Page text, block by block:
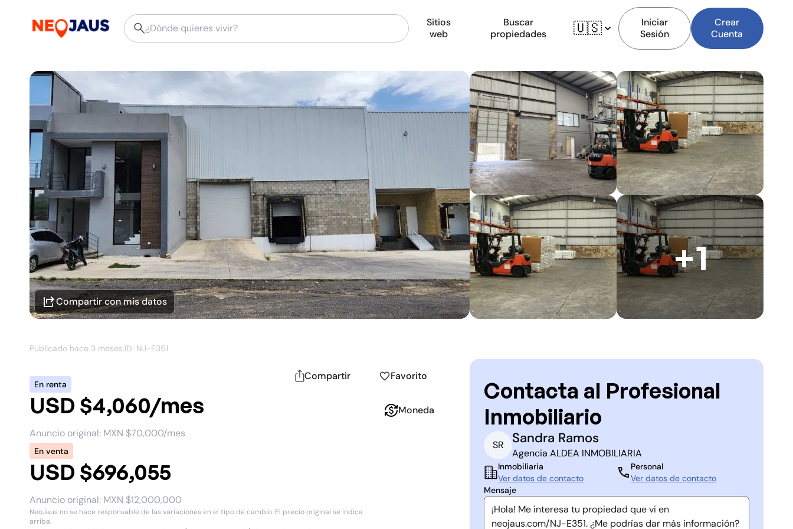
Sitios
web
Buscar
propiedades
🇺🇸
Iniciar
Sesión
Crear
Cuenta
Compartir con mis datos
+1
Publicado hace 3 meses.ID: NJ-E351
En renta
Compartir Favorito
USD $4,060/mes
Anuncio original: MXN $70,000/mes
En venta
USD $696,055
Anuncio original: MXN $12,000,000
NeoJaus no se hace responsable de las variaciones en el tipo de cambio. El precio original se indica
arriba.
Moneda
Contacta al Profesional
Inmobiliario
SR Sandra Ramos
AgenciaALDEA INMOBILIARIA
Inmobiliaria
Ver datos de contacto
Personal
Ver datos de contacto
Mensaje